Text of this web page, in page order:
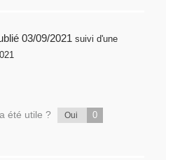
publié 03/09/2021 suivi d'une
été utile ? Oui 0